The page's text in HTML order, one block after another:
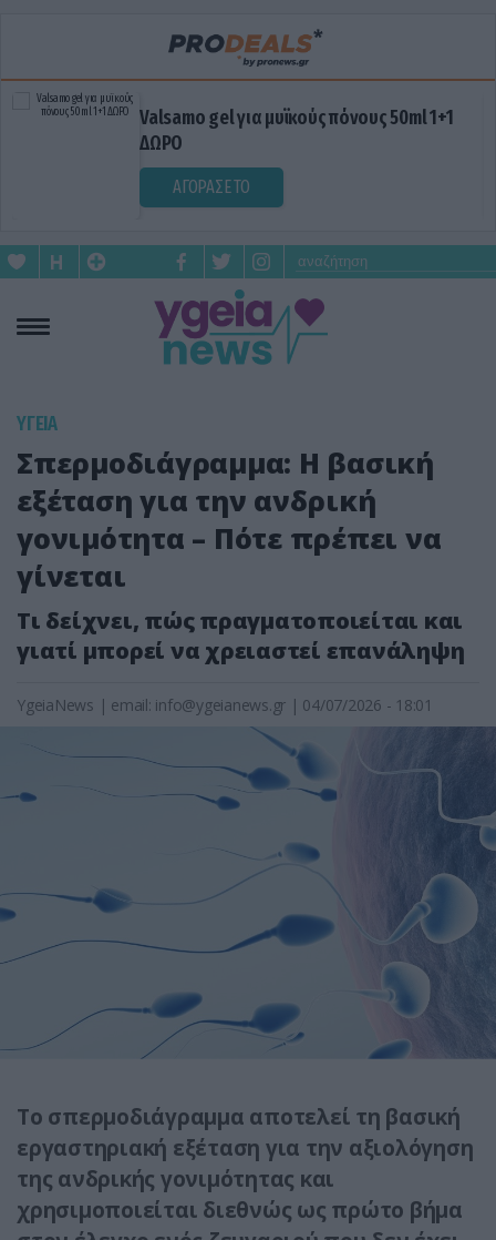
Valsamo gel για μυϊκούς πόνους 50ml 1+1
ΔΩΡΟ
ΑΓΟΡΑΣΕ ΤΟ
ΥΓΕΙΑ
Σπερμοδιάγραμμα: Η βασική
εξέταση για την ανδρική
γονιμότητα – Πότε πρέπει να
γίνεται
Τι δείχνει, πώς πραγματοποιείται και
γιατί μπορεί να χρειαστεί επανάληψη
YgeiaNews | email: info@ygeianews.gr | 04/07/2026 - 18:01
Το σπερμοδιάγραμμα αποτελεί τη βασική
εργαστηριακή εξέταση για την αξιολόγηση
της ανδρικής γονιμότητας και
χρησιμοποιείται διεθνώς ως πρώτο βήμα